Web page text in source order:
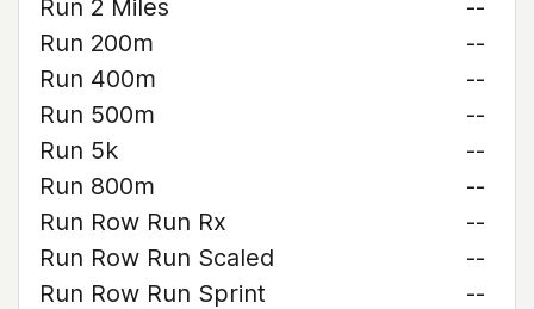
Run 2 Miles
--
Run 200m
--
Run 400m
--
Run 500m
--
Run 5k
--
Run 800m
--
Run Row Run Rx
--
Run Row Run Scaled
--
Run Row Run Sprint
--